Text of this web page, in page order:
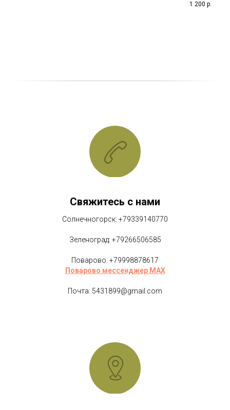
1 200 р.
Свяжитесь с нами
Солнечногорск: +79339140770
Зеленоград: +79266506585
Поварово: +79998878617
Поварово мессенджер MAX
Почта: 5431899@gmail.com